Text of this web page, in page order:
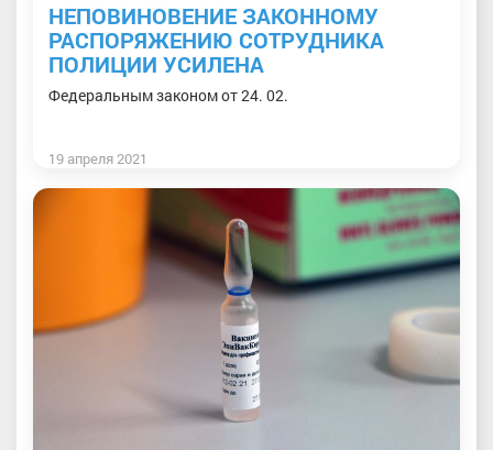
НЕПОВИНОВЕНИЕ ЗАКОННОМУ
РАСПОРЯЖЕНИЮ СОТРУДНИКА
ПОЛИЦИИ УСИЛЕНА
Федеральным законом от 24. 02.
19 апреля 2021